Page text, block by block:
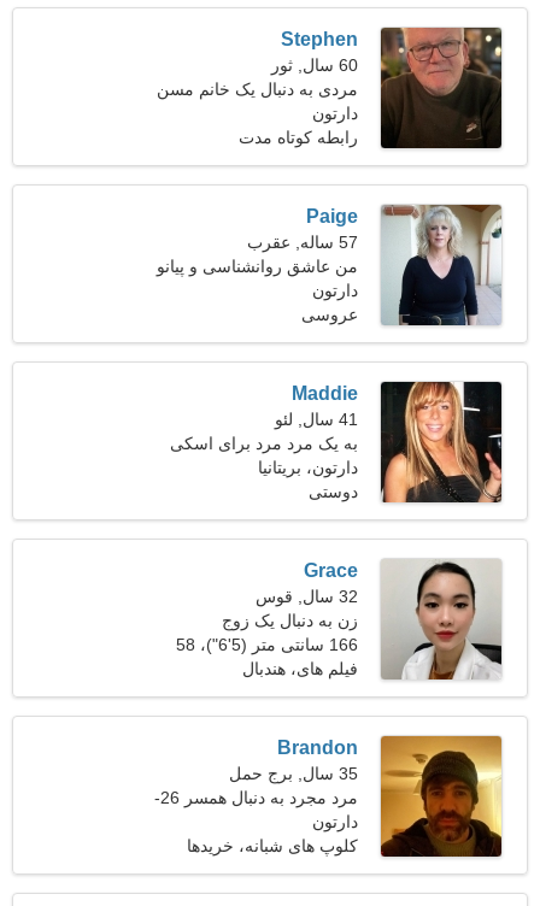
Stephen
60 سال, ثور
مردی به دنبال یک خانم مسن
دارتون
رابطه کوتاه مدت
Paige
57 ساله, عقرب
من عاشق روانشناسی و پیانو
هستم
دارتون
عروسی
Maddie
41 سال, لئو
به یک مرد مرد برای اسکی
نیازمندم
دارتون، بریتانیا
دوستی
Grace
32 سال, قوس
زن به دنبال یک زوج
166 سانتی متر (5'6")، 58
کیلوگرم (127 پوند)
فیلم های، هندبال
Brandon
35 سال, برج حمل
مرد مجرد به دنبال همسر 26-
31
دارتون
کلوپ های شبانه، خریدها